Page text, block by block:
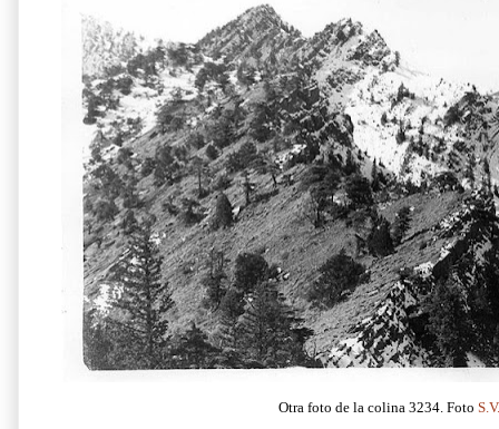
Otra foto de la colina 3234. Foto